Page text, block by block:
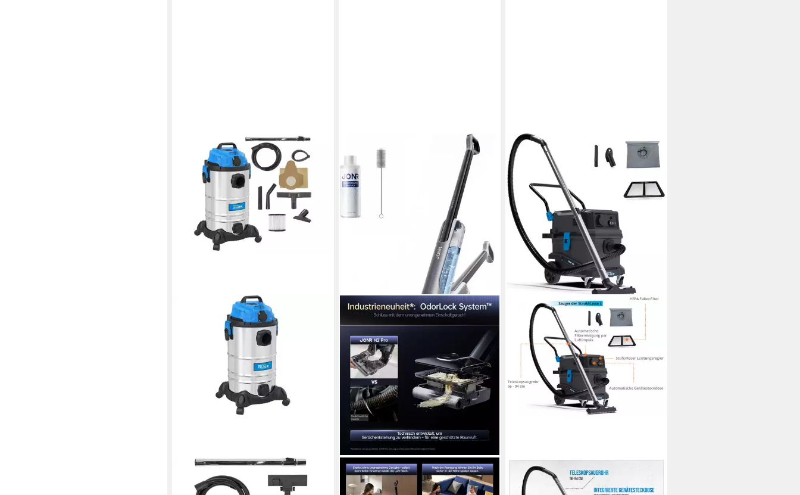
Nass-Trocken-Sauger GNTS 30L,
JONR
Nass-Trocken-Akkusauger H2
GÜDE
Nass-Trocken-Sauger Pro 30, 1800